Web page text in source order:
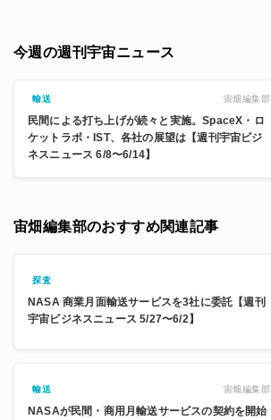
今週の週刊宇宙ニュース
輸送 宙畑編集部
民間による打ち上げが続々と実施。SpaceX・ロ
ケットラボ・IST、各社の展望は【週刊宇宙ビジ
ネスニュース 6/8〜6/14】
宙畑編集部のおすすめ関連記事
探査
NASA 商業月面輸送サービスを3社に委託【週刊
宇宙ビジネスニュース 5/27〜6/2】
輸送 宙畑編集部
NASAが民間・商用月輸送サービスの契約を開始